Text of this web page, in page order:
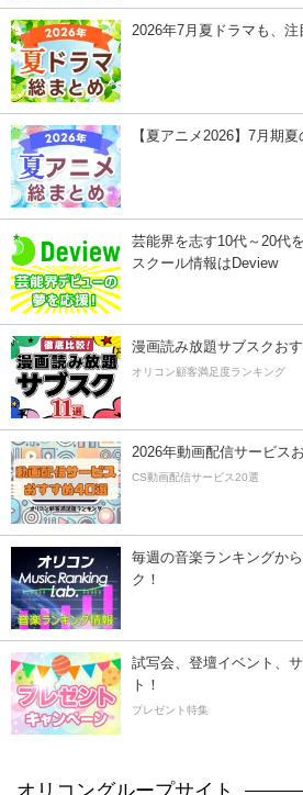
2026年7月夏ドラマも、注
【夏アニメ2026】7月期
芸能界を志す10代～20代
スクール情報はDeview
漫画読み放題サブスクお
オリコン顧客満足度ランキング
2026年動画配信サービス
CS動画配信サービス20選
毎週の音楽ランキングか
ク！
試写会、登壇イベント、
ト！
プレゼント特集
オリコングループサイト